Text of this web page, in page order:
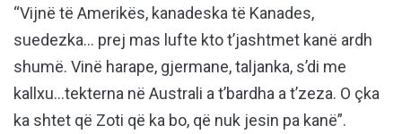
“Vijnë të Amerikës, kanadeska të Kanades,
suedezka… prej mas lufte kto t’jashtmet kanë ardh
shumë. Vinë harape, gjermane, taljanka, s’di me
kallxu…tekterna në Australi a t’bardha a t’zeza. O çka
ka shtet që Zoti që ka bo, që nuk jesin pa kanë”.